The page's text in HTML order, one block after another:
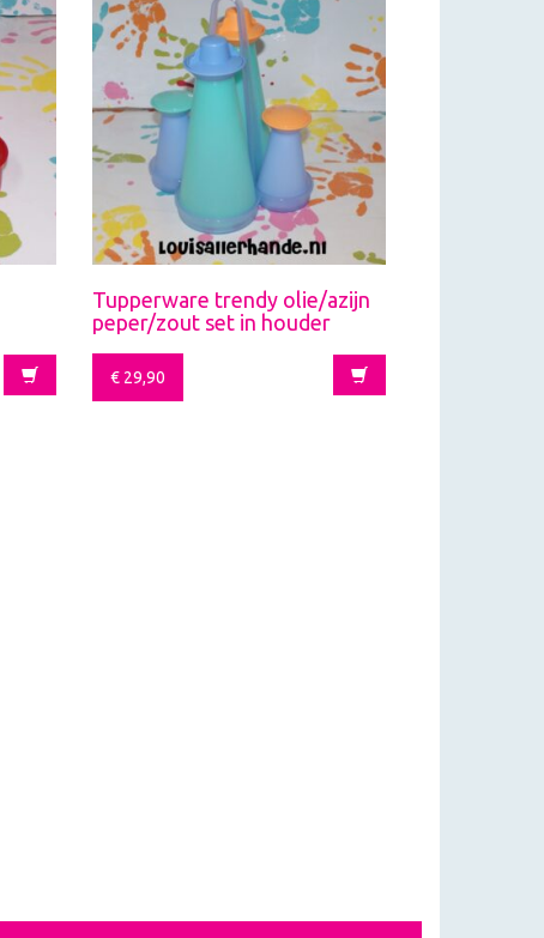
Tupperware trendy olie/azijn
peper/zout set in houder
€29,90